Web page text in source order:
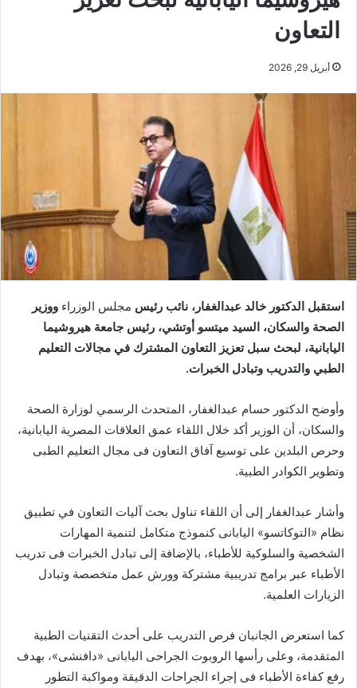
التعاون
أبريل 29, 2026
استقبل الدكتور خالد عبدالغفار، نائب رئيس مجلس الوزراء ووزير
الصحة والسكان، السيد ميتسو أوتشي، رئيس جامعة هيروشيما
اليابانية، لبحث سبل تعزيز التعاون المشترك في مجالات التعليم
الطبي والتدريب وتبادل الخبرات.
وأوضح الدكتور حسام عبدالغفار، المتحدث الرسمي لوزارة الصحة
والسكان، أن الوزير أكد خلال اللقاء عمق العلاقات المصرية اليابانية،
وحرص البلدين على توسيع آفاق التعاون فى مجال التعليم الطبى
وتطوير الكوادر الطبية.
وأشار عبدالغفار إلى أن اللقاء تناول بحث آليات التعاون في تطبيق
نظام «التوكاتسو» اليابانى كنموذج متكامل لتنمية المهارات
الشخصية والسلوكية للأطباء، بالإضافة إلى تبادل الخبرات فى تدريب
الأطباء عبر برامج تدريبية مشتركة وورش عمل متخصصة وتبادل
الزيارات العلمية.
كما استعرض الجانبان فرص التدريب على أحدث التقنيات الطبية
المتقدمة، وعلى رأسها الروبوت الجراحى اليابانى «دافنشى»، بهدف
رفع كفاءة الأطباء فى إجراء الجراحات الدقيقة ومواكبة التطور